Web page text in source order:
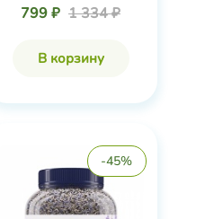
799 ₽ 1 334 ₽
В корзину
-45%